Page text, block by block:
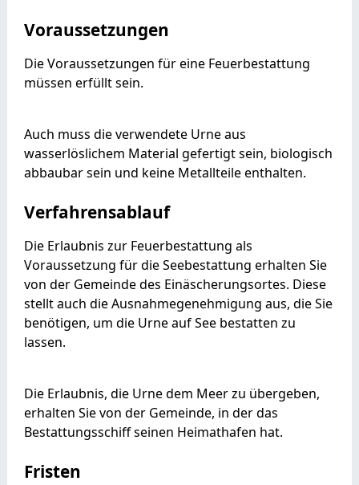
Voraussetzungen
Die Voraussetzungen für eine Feuerbestattung
müssen erfüllt sein.
Auch muss die verwendete Urne aus
wasserlöslichem Material gefertigt sein, biologisch
abbaubar sein und keine Metallteile enthalten.
Verfahrensablauf
Die Erlaubnis zur Feuerbestattung als
Voraussetzung für die Seebestattung erhalten Sie
von der Gemeinde des Einäscherungsortes. Diese
stellt auch die Ausnahmegenehmigung aus, die Sie
benötigen, um die Urne auf See bestatten zu
lassen.
Die Erlaubnis, die Urne dem Meer zu übergeben,
erhalten Sie von der Gemeinde, in der das
Bestattungsschiff seinen Heimathafen hat.
Fristen